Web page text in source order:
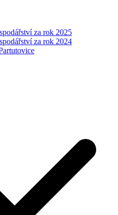
za rok 2025
za rok 2024